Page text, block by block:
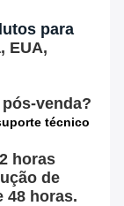
para
EUA,
venda?
técnico
horas
de
48 horas.